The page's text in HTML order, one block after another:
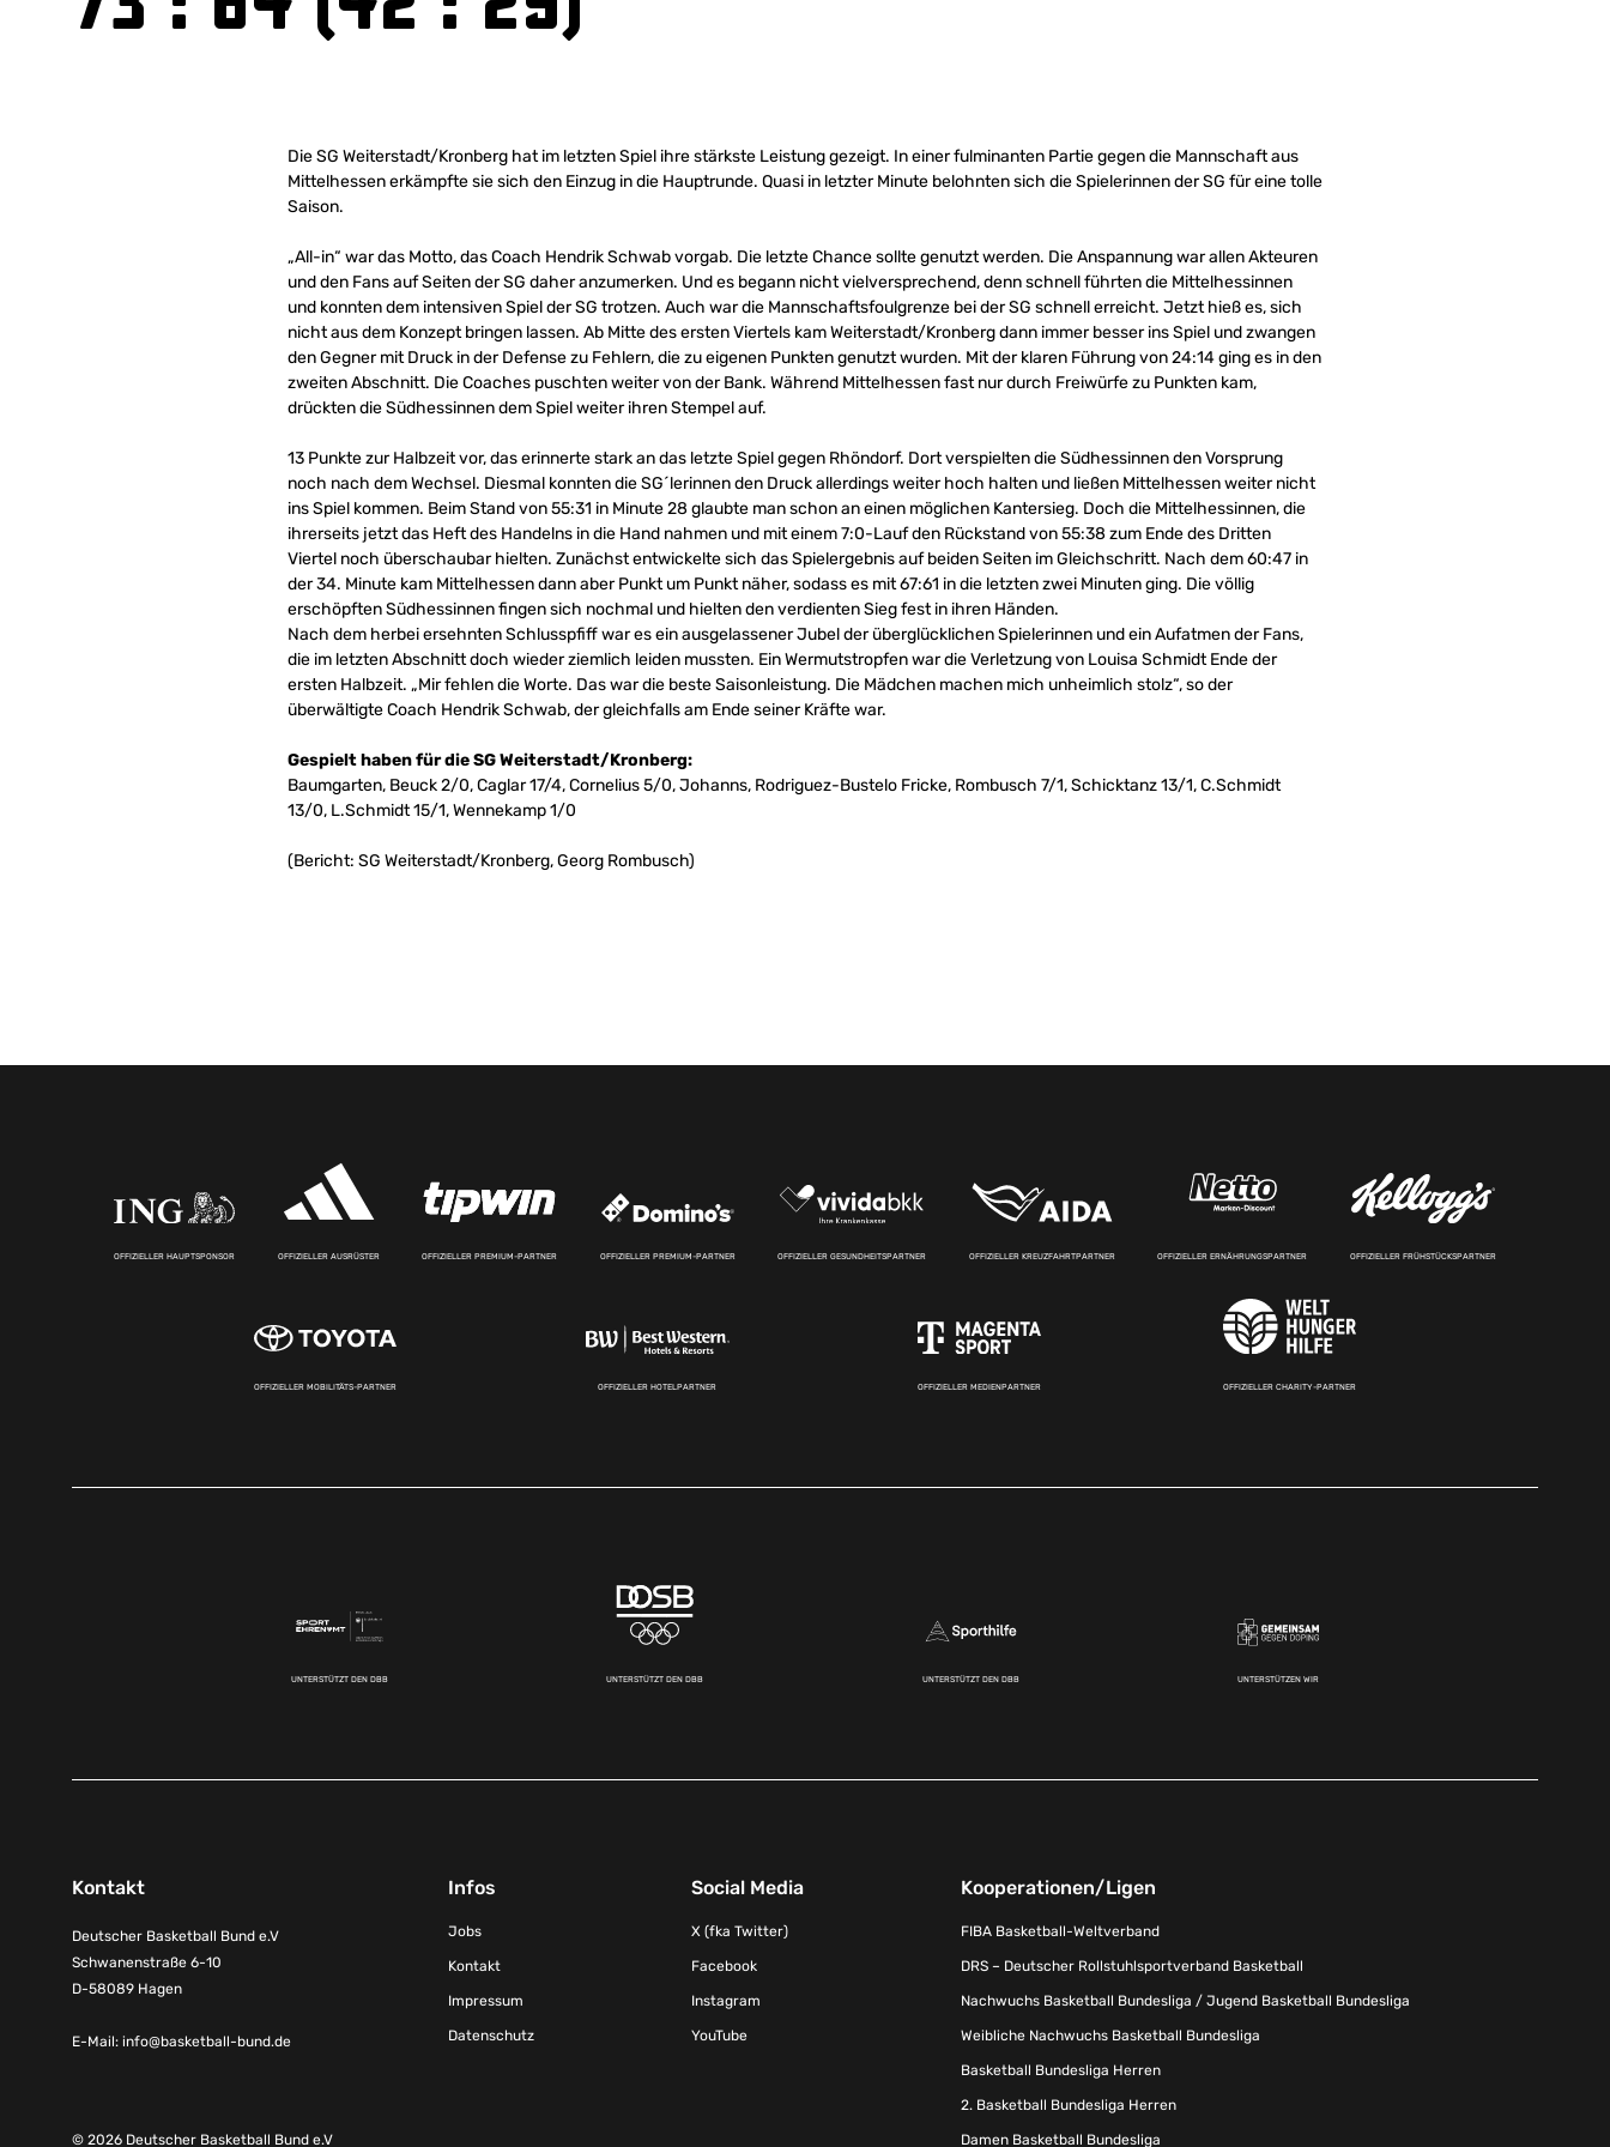
Die SG Weiterstadt/Kronberg hat im letzten Spiel ihre stärkste Leistung gezeigt. In einer fulminanten Partie gegen die Mannschaft aus
Mittelhessen erkämpfte sie sich den Einzug in die Hauptrunde. Quasi in letzter Minute belohnten sich die Spielerinnen der SG für eine tolle
Saison.
„All-in“ war das Motto, das Coach Hendrik Schwab vorgab. Die letzte Chance sollte genutzt werden. Die Anspannung war allen Akteuren
und den Fans auf Seiten der SG daher anzumerken. Und es begann nicht vielversprechend, denn schnell führten die Mittelhessinnen
und konnten dem intensiven Spiel der SG trotzen. Auch war die Mannschaftsfoulgrenze bei der SG schnell erreicht. Jetzt hieß es, sich
nicht aus dem Konzept bringen lassen. Ab Mitte des ersten Viertels kam Weiterstadt/Kronberg dann immer besser ins Spiel und zwangen
den Gegner mit Druck in der Defense zu Fehlern, die zu eigenen Punkten genutzt wurden. Mit der klaren Führung von 24:14 ging es in den
zweiten Abschnitt. Die Coaches puschten weiter von der Bank. Während Mittelhessen fast nur durch Freiwürfe zu Punkten kam,
drückten die Südhessinnen dem Spiel weiter ihren Stempel auf.
13 Punkte zur Halbzeit vor, das erinnerte stark an das letzte Spiel gegen Rhöndorf. Dort verspielten die Südhessinnen den Vorsprung
noch nach dem Wechsel. Diesmal konnten die SG´lerinnen den Druck allerdings weiter hoch halten und ließen Mittelhessen weiter nicht
ins Spiel kommen. Beim Stand von 55:31 in Minute 28 glaubte man schon an einen möglichen Kantersieg. Doch die Mittelhessinnen, die
ihrerseits jetzt das Heft des Handelns in die Hand nahmen und mit einem 7:0-Lauf den Rückstand von 55:38 zum Ende des Dritten
Viertel noch überschaubar hielten. Zunächst entwickelte sich das Spielergebnis auf beiden Seiten im Gleichschritt. Nach dem 60:47 in
der 34. Minute kam Mittelhessen dann aber Punkt um Punkt näher, sodass es mit 67:61 in die letzten zwei Minuten ging. Die völlig
erschöpften Südhessinnen fingen sich nochmal und hielten den verdienten Sieg fest in ihren Händen.
Nach dem herbei ersehnten Schlusspfiff war es ein ausgelassener Jubel der überglücklichen Spielerinnen und ein Aufatmen der Fans,
die im letzten Abschnitt doch wieder ziemlich leiden mussten. Ein Wermutstropfen war die Verletzung von Louisa Schmidt Ende der
ersten Halbzeit. „Mir fehlen die Worte. Das war die beste Saisonleistung. Die Mädchen machen mich unheimlich stolz“, so der
überwältigte Coach Hendrik Schwab, der gleichfalls am Ende seiner Kräfte war.
Gespielt haben für die SG Weiterstadt/Kronberg:
Baumgarten, Beuck 2/0, Caglar 17/4, Cornelius 5/0, Johanns, Rodriguez-Bustelo Fricke, Rombusch 7/1, Schicktanz 13/1, C.Schmidt
13/0, L.Schmidt 15/1, Wennekamp 1/0
(Bericht: SG Weiterstadt/Kronberg, Georg Rombusch)
OFFIZIELLER HAUPTSPONSOR OFFIZIELLER AUSRÜSTER OFFIZIELLER PREMIUM-PARTNER OFFIZIELLER PREMIUM-PARTNER OFFIZIELLER GESUNDHEITSPARTNER OFFIZIELLER KREUZFAHRTPARTNER OFFIZIELLER ERNÄHRUNGSPARTNER OFFIZIELLER FRÜHSTÜCKSPARTNER
OFFIZIELLER MOBILITÄTS-PARTNER OFFIZIELLER HOTELPARTNER OFFIZIELLER MEDIENPARTNER OFFIZIELLER CHARITY-PARTNER
UNTERSTÜTZT DEN DBB UNTERSTÜTZT DEN DBB UNTERSTÜTZT DEN DBB UNTERSTÜTZEN WIR
Kontakt
Deutscher Basketball Bund e.V
Schwanenstraße 6-10
D-58089 Hagen
E-Mail: info@basketball-bund.de
Infos
Jobs
Kontakt
Impressum
Datenschutz
Social Media
X (fka Twitter)
Facebook
Instagram
YouTube
Kooperationen/Ligen
FIBA Basketball-Weltverband
DRS – Deutscher Rollstuhlsportverband Basketball
Nachwuchs Basketball Bundesliga / Jugend Basketball Bundesliga
Weibliche Nachwuchs Basketball Bundesliga
Basketball Bundesliga Herren
2. Basketball Bundesliga Herren
Damen Basketball Bundesliga
© 2026 Deutscher Basketball Bund e.V